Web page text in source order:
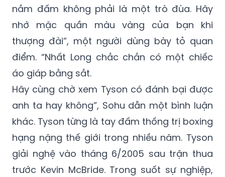
nắm đấm không phải là một trò đùa. Hãy
nhớ mặc quần màu vàng của bạn khi
thượng đài”, một người dùng bày tỏ quan
điểm. “Nhất Long chắc chắn có một chiếc
áo giáp bằng sắt.
Hãy cùng chờ xem Tyson có đánh bại được
anh ta hay không”, Sohu dẫn một bình luận
khác. Tyson từng là tay đấm thống trị boxing
hạng nặng thế giới trong nhiều năm. Tyson
giải nghệ vào tháng 6/2005 sau trận thua
trước Kevin McBride. Trong suốt sự nghiệp,